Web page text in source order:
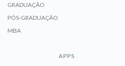
GRADUAÇÃO
PÓS-GRADUAÇÃO
MBA
APPS